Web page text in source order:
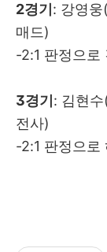
2경기 : 강영웅
매드)
-2:1 판정으로
3경기 : 김현
전사)
-2:1 판정으로